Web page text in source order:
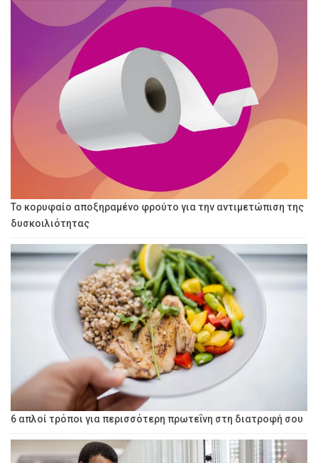
Το κορυφαίο αποξηραμένο φρούτο για την αντιμετώπιση της
δυσκοιλιότητας
6 απλοί τρόποι για περισσότερη πρωτεΐνη στη διατροφή σου